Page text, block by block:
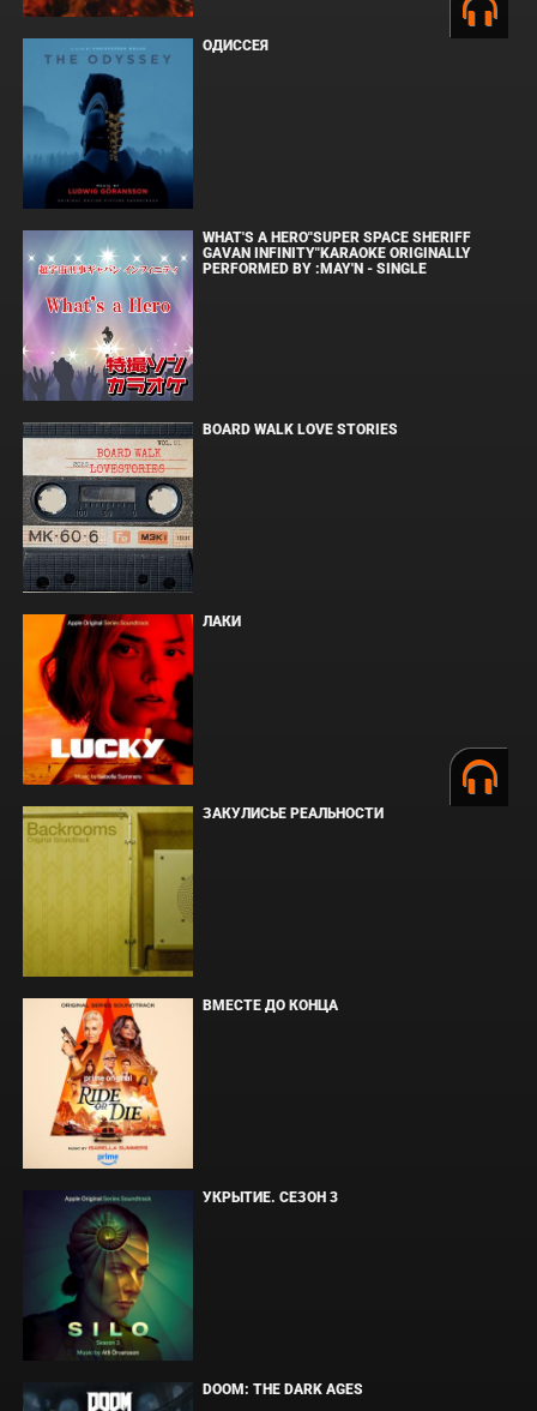
ОДИССЕЯ
WHAT'S A HERO"SUPER SPACE SHERIFF
GAVAN INFINITY"KARAOKE ORIGINALLY
PERFORMED BY :MAY'N - SINGLE
BOARD WALK LOVE STORIES
ЛАКИ
ЗАКУЛИСЬЕ РЕАЛЬНОСТИ
ВМЕСТЕ ДО КОНЦА
УКРЫТИЕ. СЕЗОН 3
DOOM: THE DARK AGES